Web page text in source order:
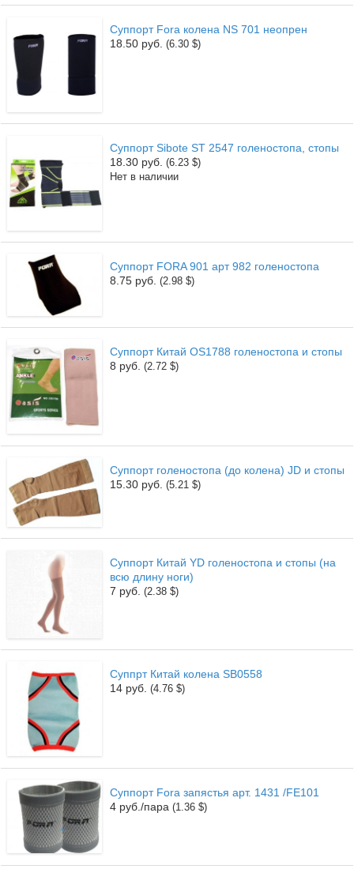
Суппорт Fora колена NS 701 неопрен
18.50 руб. (6.30 $)
Суппорт Sibote SТ 2547 голеностопа, стопы
18.30 руб. (6.23 $)
Нет в наличии
Суппорт FORA 901 арт 982 голеностопа
8.75 руб. (2.98 $)
Суппорт Китай OS1788 голеностопа и стопы
8 руб. (2.72 $)
Суппорт голеностопа (до колена) JD и стопы
15.30 руб. (5.21 $)
Суппорт Китай YD голеностопа и стопы (на
всю длину ноги)
7 руб. (2.38 $)
Суппрт Китай колена SB0558
14 руб. (4.76 $)
Суппорт Fora запястья арт. 1431 /FE101
4 руб./пара (1.36 $)